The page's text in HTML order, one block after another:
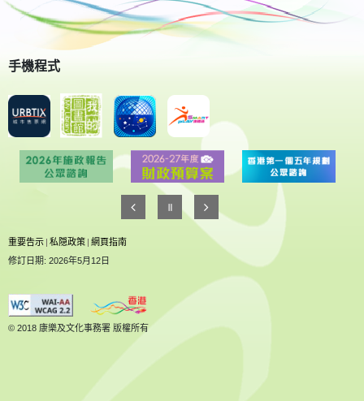
手機程式
重要告示 私隠政策 網頁指南
修訂日期: 2026年5月12日
© 2018 康樂及文化事務署 版權所有